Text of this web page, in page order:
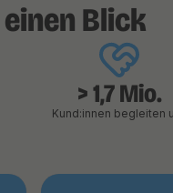
Blick
> 1,7 Mio.
Kund:innen begleiten